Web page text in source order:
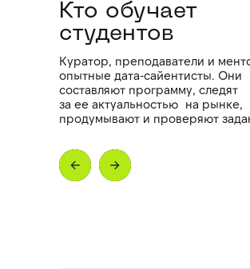
Кто обучает
студентов
Куратор, преподаватели и
опытные дата-сайентисты. Они
составляют программу, следят
за ее актуальностью на рынке,
продумывают и проверяют